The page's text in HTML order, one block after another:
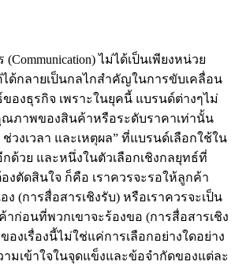
ไม่ได้เป็นเพียงหน่วย
ด้กลายเป็นกลไกสำคัญในการขับเคลื่อน
ของธุรกิจ เพราะในยุคนี้ แบรนด์ต่างๆไม่
ภาพของสินค้าหรือระดับราคาเท่านั้น
วงเวลา และเหตุผล” ที่แบรนด์เลือกใช้ใน
ด้วย และหนึ่งในตัวเลือกเชิงกลยุทธ์ที่
ตัดสินใจ ก็คือ เราควรจะรอให้ลูกค้า
ง (การสื่อสารเชิงรับ) หรือเราควรจะเป็น
าก่อนที่พวกเขาจะร้องขอ (การสื่อสารเชิง
งเรื่องนี้ไม่ใช่แค่การเลือกอย่างใดอย่าง
มเข้าใจในจุดแข็งและข้อจำกัดของแต่ละ